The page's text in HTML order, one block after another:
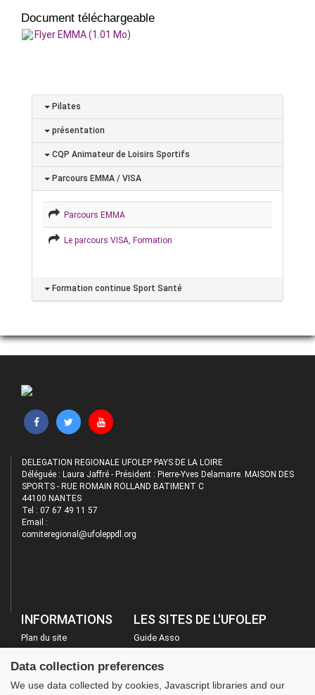
Document téléchargeable
Flyer EMMA (1.01 Mo)
Pilates
présentation
CQP Animateur de Loisirs Sportifs
Parcours EMMA / VISA
Parcours EMMA
Le parcours VISA, Formation
Formation continue Sport Santé
DELEGATION REGIONALE UFOLEP PAYS DE LA LOIRE
Déléguée : Laura Jaffré - Président : Pierre-Yves Delamarre. MAISON DES
SPORTS - RUE ROMAIN ROLLAND BATIMENT C
44100 NANTES
Tel : 07 67 49 11 57
Email :
comiteregional@ufoleppdl.org
INFORMATIONS
Plan du site
Mentions légales
Administration
LES SITES DE L'UFOLEP
Guide Asso
Inscriptions évènements
Data collection preferences
We use data collected by cookies, Javascript libraries and our